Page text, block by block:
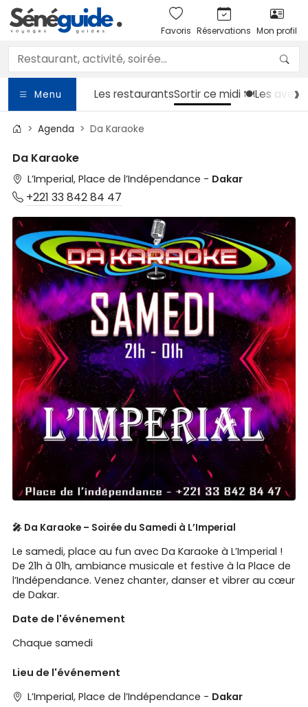
Favoris Réservations Mon profil
Menu Les restaurantsSortirce midi 🍽️Les
Agenda Da Karaoke
Da Karaoke
L’Imperial, Place de l’Indépendance - Dakar
+221 33 842 84 47
🎤 Da Karaoke – Soirée du Samedi à L’Imperial
Le samedi, place au fun avec Da Karaoke à L’Imperial !
De 21h à 01h, ambiance musicale et festive à la Place de
l’Indépendance. Venez chanter, danser et vibrer au cœur
de Dakar.
Date de l'événement
Chaque samedi
Lieu de l'événement
L’Imperial, Place de l’Indépendance - Dakar